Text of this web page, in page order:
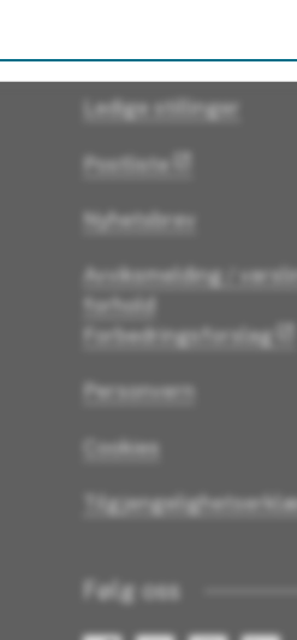
Ledige stillinger
Postliste
Nyhetsbrev
Avviksmelding /
forhold
Forbedringsforslag
Personvern
Cookies
Følg oss